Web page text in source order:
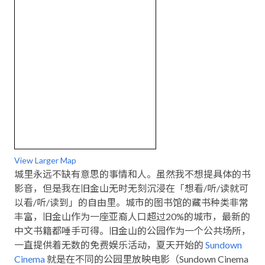
View Larger Map
城里永远不缺有意思的事情和人。虽然我不想提具体的书
影音，但是我在旧金山无时无刻沉浸在「想看/听/读就可
以看/听/读到」的自由里。城市的图书馆的藏书种类非常
丰富，旧金山作为一座亚裔人口超过20%的城市，最新的
中文书籍都唾手可得。旧金山的公园作为一个公共场所，
一直提供着无数的免费娱乐活动，夏天开始的 Sundown
Cinema就是在不同的公园里放映电影（Sundown Cinema